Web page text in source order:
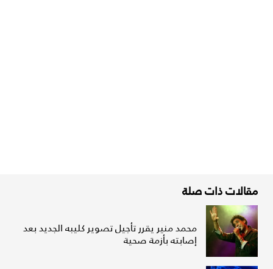
مقالات ذات صلة
محمد منير يقرر تأجيل تصوير كليبه الجديد بعد
إصابته بأزمة صحية